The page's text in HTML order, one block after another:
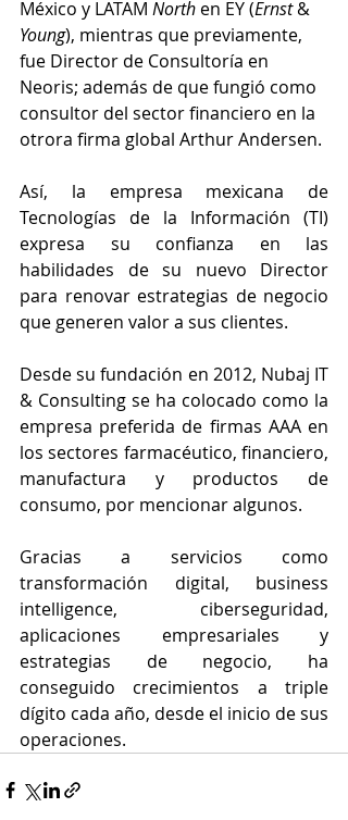
México y LATAM North en EY (Ernst &
Young), mientras que previamente,
fue Director de Consultoría en
Neoris; además de que fungió como
consultor del sector financiero en la
otrora firma global Arthur Andersen.
Así, la empresa mexicana de
Tecnologías de la Información (TI)
expresa su confianza en las
habilidades de su nuevo Director
para renovar estrategias de negocio
que generen valor a sus clientes.
Desde su fundación en 2012, Nubaj IT
& Consulting se ha colocado como la
empresa preferida de firmas AAA en
los sectores farmacéutico, financiero,
manufactura y productos de
consumo, por mencionar algunos.
Gracias a servicios como
transformación digital, business
intelligence, ciberseguridad,
aplicaciones empresariales y
estrategias de negocio, ha
conseguido crecimientos a triple
dígito cada año, desde el inicio de sus
operaciones.